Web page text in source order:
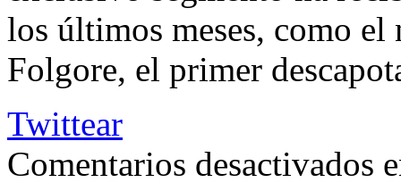
los últimos meses, como
Folgore, el primer
Twittear
Comentarios desactivados